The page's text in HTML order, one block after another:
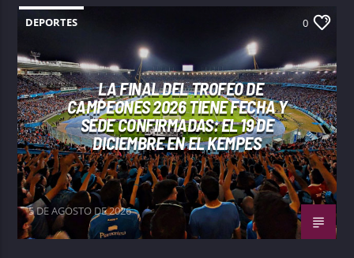
DEPORTES 0
LA FINAL DEL TROFEO DE
CAMPEONES 2026 TIENE FECHA Y
SEDE CONFIRMADAS: EL 19 DE
DICIEMBRE EN EL KEMPES
5 DE AGOSTO DE 2026